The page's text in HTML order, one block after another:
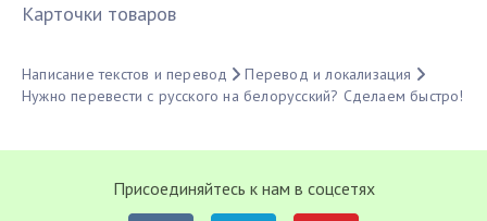
Карточки товаров
Написание текстов и перевод
Перевод и локализация
Нужно перевести с русского на белорусский? Сделаем быстро!
Присоединяйтесь к нам в соцсетях